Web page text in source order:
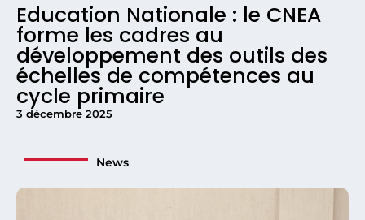
Education Nationale : le CNEA
forme les cadres au
développement des outils des
échelles de compétences au
cycle primaire
3 décembre 2025
News